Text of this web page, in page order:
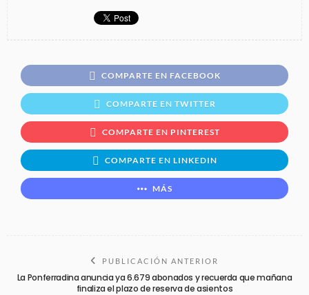
COMPARTE EN FACEBOOK
COMPARTE EN TWITTER
COMPARTE EN PINTEREST
COMPARTE EN LINKEDIN
MÁS
PUBLICACIÓN ANTERIOR
La Ponferradina anuncia ya 6.679 abonados y recuerda que mañana
finaliza el plazo de reserva de asientos